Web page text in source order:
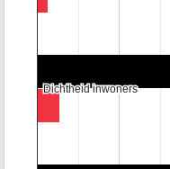
Dichtheid inwoners
Dichtheid inwoners